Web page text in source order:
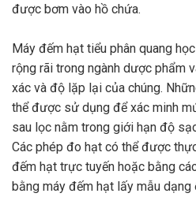
được bơm vào hồ chứa.
Máy đếm hạt tiểu phân quang
rộng rãi trong ngành dược phẩm
xác và độ lặp lại của chúng.
thể được sử dụng để xác minh
sau lọc nằm trong giới hạn độ
Các phép đo hạt có thể được
đếm hạt trực tuyến hoặc bằng
bằng máy đếm hạt lấy mẫu